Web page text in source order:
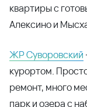
квартиры с
Алексино и
ЖР Суворовский
курортом.
ремонт, много
парк и озера с